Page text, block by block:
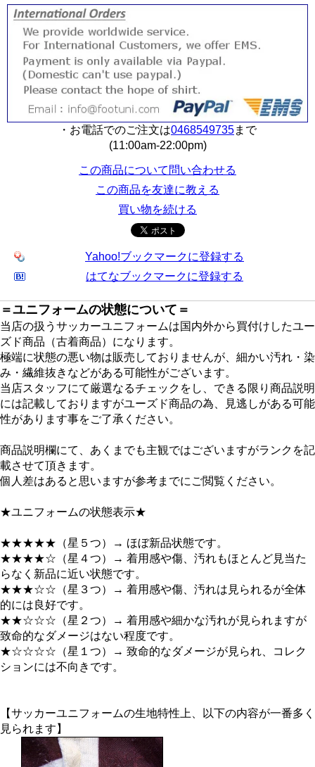
・お電話でのご注文は0468549735まで
(11:00am-22:00pm)
この商品について問い合わせる
この商品を友達に教える
買い物を続ける
Yahoo!ブックマークに登録する
はてなブックマークに登録する
＝ユニフォームの状態について＝
当店の扱うサッカーユニフォームは国内外から買付けしたユー
ズド商品（古着商品）になります。
極端に状態の悪い物は販売しておりませんが、細かい汚れ・染
み・繊維抜きなどがある可能性がございます。
当店スタッフにて厳選なるチェックをし、できる限り商品説明
には記載しておりますがユーズド商品の為、見逃しがある可能
性があります事をご了承ください。
商品説明欄にて、あくまでも主観ではございますがランクを記
載させて頂きます。
個人差はあると思いますが参考までにご閲覧ください。
★ユニフォームの状態表示★
★★★★★（星５つ）→ ほぼ新品状態です。
★★★★☆（星４つ）→ 着用感や傷、汚れもほとんど見当た
らなく新品に近い状態です。
★★★☆☆（星３つ）→ 着用感や傷、汚れは見られるが全体
的には良好です。
★★☆☆☆（星２つ）→ 着用感や細かな汚れが見られますが
致命的なダメージはない程度です。
★☆☆☆☆（星１つ）→ 致命的なダメージが見られ、コレク
ションには不向きです。
【サッカーユニフォームの生地特性上、以下の内容が一番多く
見られます】